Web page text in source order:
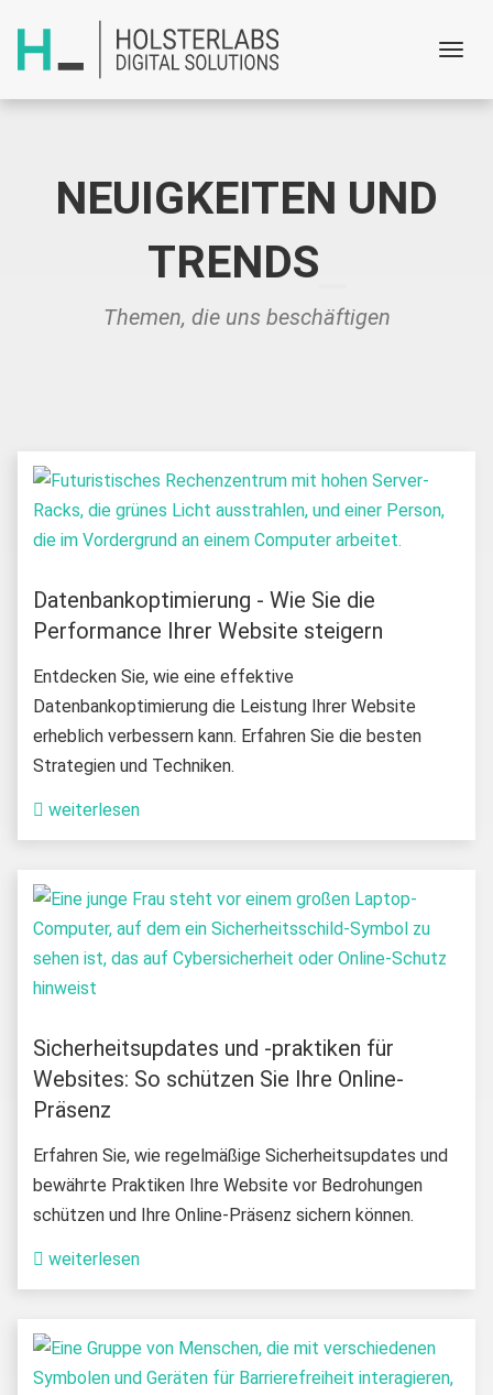
Menu
NEUIGKEITEN UND
TRENDS
Themen, die uns beschäftigen
Datenbankoptimierung - Wie Sie die
Performance Ihrer Website steigern
Entdecken Sie, wie eine effektive
Datenbankoptimierung die Leistung Ihrer Website
erheblich verbessern kann. Erfahren Sie die besten
Strategien und Techniken.
weiterlesen
Sicherheitsupdates und -praktiken für
Websites: So schützen Sie Ihre Online-
Präsenz
Erfahren Sie, wie regelmäßige Sicherheitsupdates und
bewährte Praktiken Ihre Website vor Bedrohungen
schützen und Ihre Online-Präsenz sichern können.
weiterlesen